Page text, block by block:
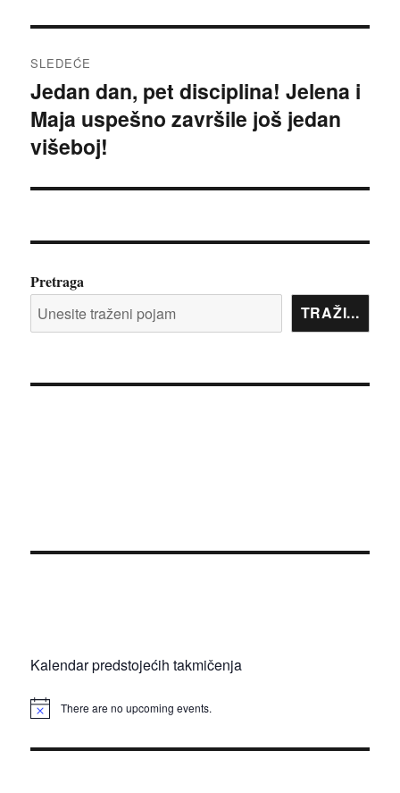
SLEDEĆE
Sledeći
članak:
Jedan dan, pet disciplina! Jelena i
Maja uspešno završile još jedan
višeboj!
Pretraga
TRAŽI...
Kalendar predstojećih takmičenja
There are no upcoming events.